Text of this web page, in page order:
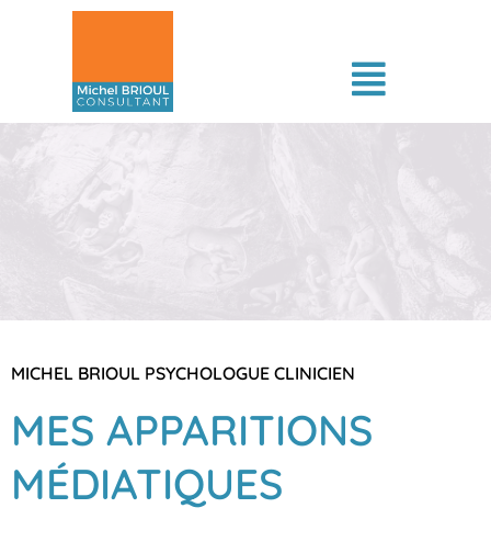
MICHEL BRIOUL PSYCHOLOGUE CLINICIEN
MES APPARITIONS
MÉDIATIQUES